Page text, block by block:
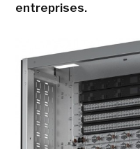
entreprises.